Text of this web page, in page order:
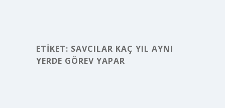
ETIKET: SAVCILAR KAÇ YIL AYNI
YERDE GÖREV YAPAR